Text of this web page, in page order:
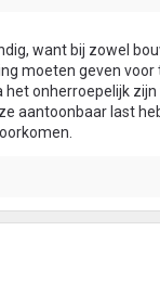
want bij zowel
moeten geven voor
het onherroepelijk
aantoonbaar last